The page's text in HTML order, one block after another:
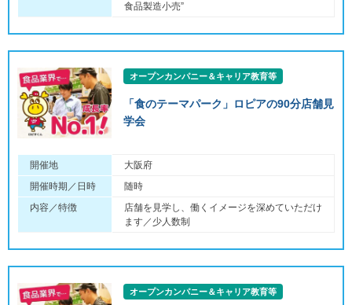
食品製造小売”
オープンカンパニー＆キャリア教育等
「食のテーマパーク」ロピアの90分店舗見
学会
開催地
大阪府
開催時期／日時
随時
内容／特徴
店舗を見学し、働くイメージを深めていただけ
ます／少人数制
オープンカンパニー＆キャリア教育等